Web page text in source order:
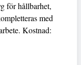
för hållbarhet,
med
Kostnad: